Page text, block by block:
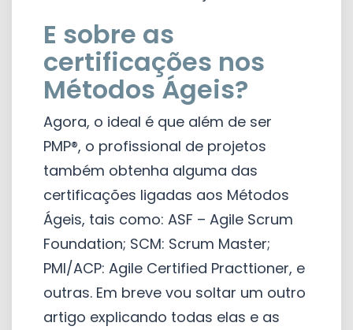
E sobre as
certificações nos
Métodos Ágeis?
Agora, o ideal é que além de ser
PMP®, o profissional de projetos
também obtenha alguma das
certificações ligadas aos Métodos
Ágeis, tais como: ASF – Agile Scrum
Foundation; SCM: Scrum Master;
PMI/ACP: Agile Certified Practtioner, e
outras. Em breve vou soltar um outro
artigo explicando todas elas e as